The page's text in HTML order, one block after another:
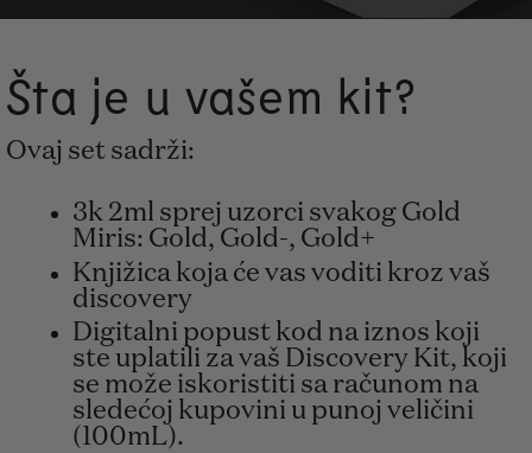
Šta je u vašem kit?
Ovaj set sadrži:
3k 2ml sprej uzorci svakog Gold
Miris: Gold, Gold-, Gold+
Knjižica koja će vas voditi kroz vaš
discovery
Digitalni popust kod na iznos koji
ste uplatili za vaš Discovery Kit, koji
se može iskoristiti sa računom na
sledećoj kupovini u punoj veličini
(100mL).